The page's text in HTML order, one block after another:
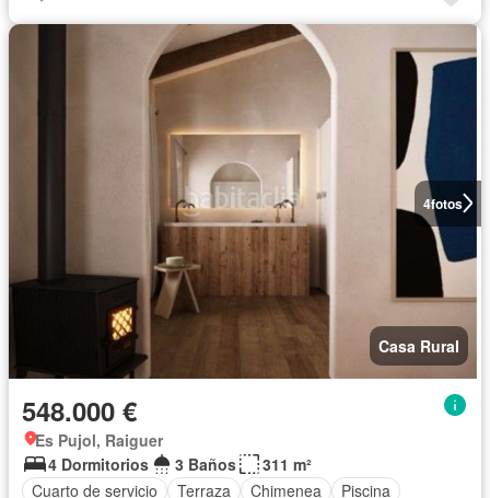
4fotos
Casa Rural
548.000 €
Es Pujol, Raiguer
4 Dormitorios
3 Baños
311 m²
Cuarto de servicio
Terraza Chimenea
Piscina